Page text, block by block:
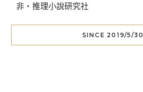
非‧推理小說研究社
SINCE 2019/5/30